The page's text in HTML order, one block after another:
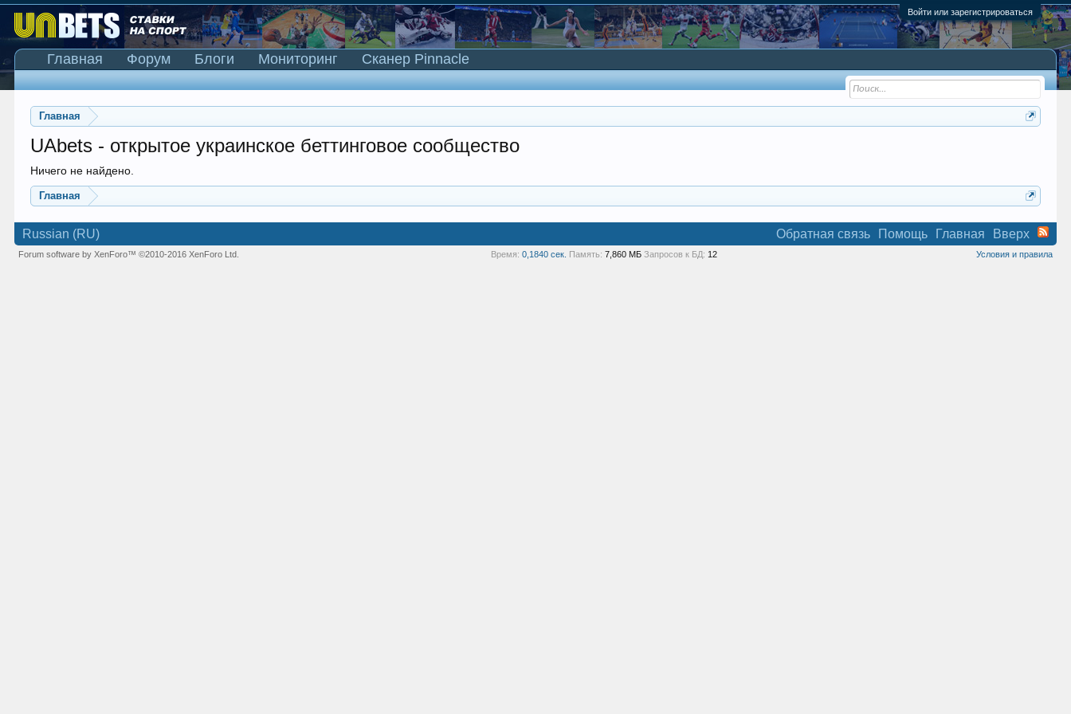
Войти или зарегистрироваться
Главная
UAbets - открытое украинское беттинговое сообщество
Ничего не найдено.
Главная
Главная Форум Блоги Мониторинг Сканер Pinnacle
Russian (RU) Обратная связь Помощь Главная Вверх
Условия и правила
Forum software by XenForo™©2010-2016 XenForo Ltd. Время: 0,1840 сек. Память: 7,860 МБ Запросов к БД: 12